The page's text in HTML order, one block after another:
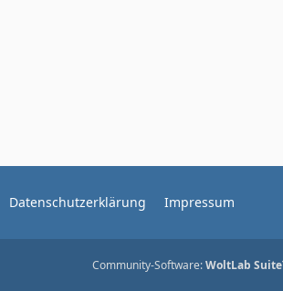
Datenschutzerklärung Impressum
Community-Software:WoltLab